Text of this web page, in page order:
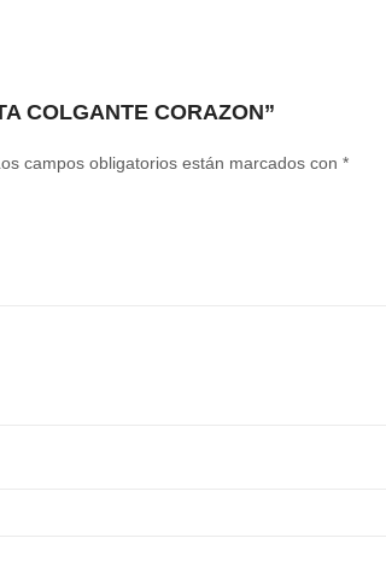
COLGANTE CORAZON”
campos obligatorios están marcados con *